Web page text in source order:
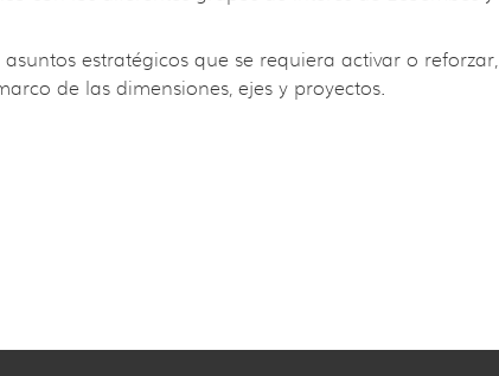
estratégicos que se requiera activar o
de las dimensiones, ejes y proyectos.